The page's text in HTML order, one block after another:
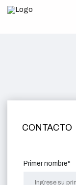
CONTACTO
Primer nombre*